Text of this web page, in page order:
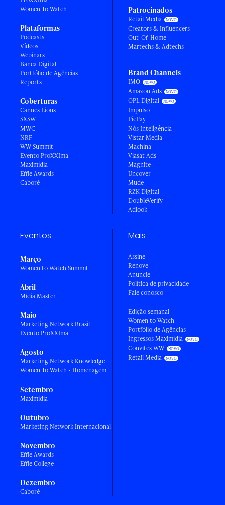
Women To Watch
Plataformas
Podcasts
Vídeos
Webinars
Banca Digital
Portfólio de Agências
Reports
Coberturas
Cannes Lions
SXSW
MWC
NRF
WW Summit
Evento ProXXIma
Maximídia
Effie Awards
Caboré
Patrocinados
Retail Media
Creators & Influencers
Out-Of-Home
Martechs & Adtechs
Brand Channels
IMO
Amazon Ads
OPL Digital
Impulso
PicPay
Nós Inteligência
Vistar Media
Machina
Viasat Ads
Magnite
Uncover
Mude
RZK Digital
DoubleVerify
Adlook
Eventos
Março
Women to Watch Summit
Abril
Mídia Master
Maio
Marketing Network Brasil
Evento ProXXIma
Agosto
Marketing Network Knowledge
Women To Watch - Homenagem
Setembro
Maximídia
Outubro
Marketing Network Internacional
Novembro
Effie Awards
Effie College
Dezembro
Caboré
Mais
Assine
Renove
Anuncie
Política de privacidade
Fale conosco
Edição semanal
Women to Watch
Portfólio de Agências
Ingressos Maximídia
Convites WW
Retail Media